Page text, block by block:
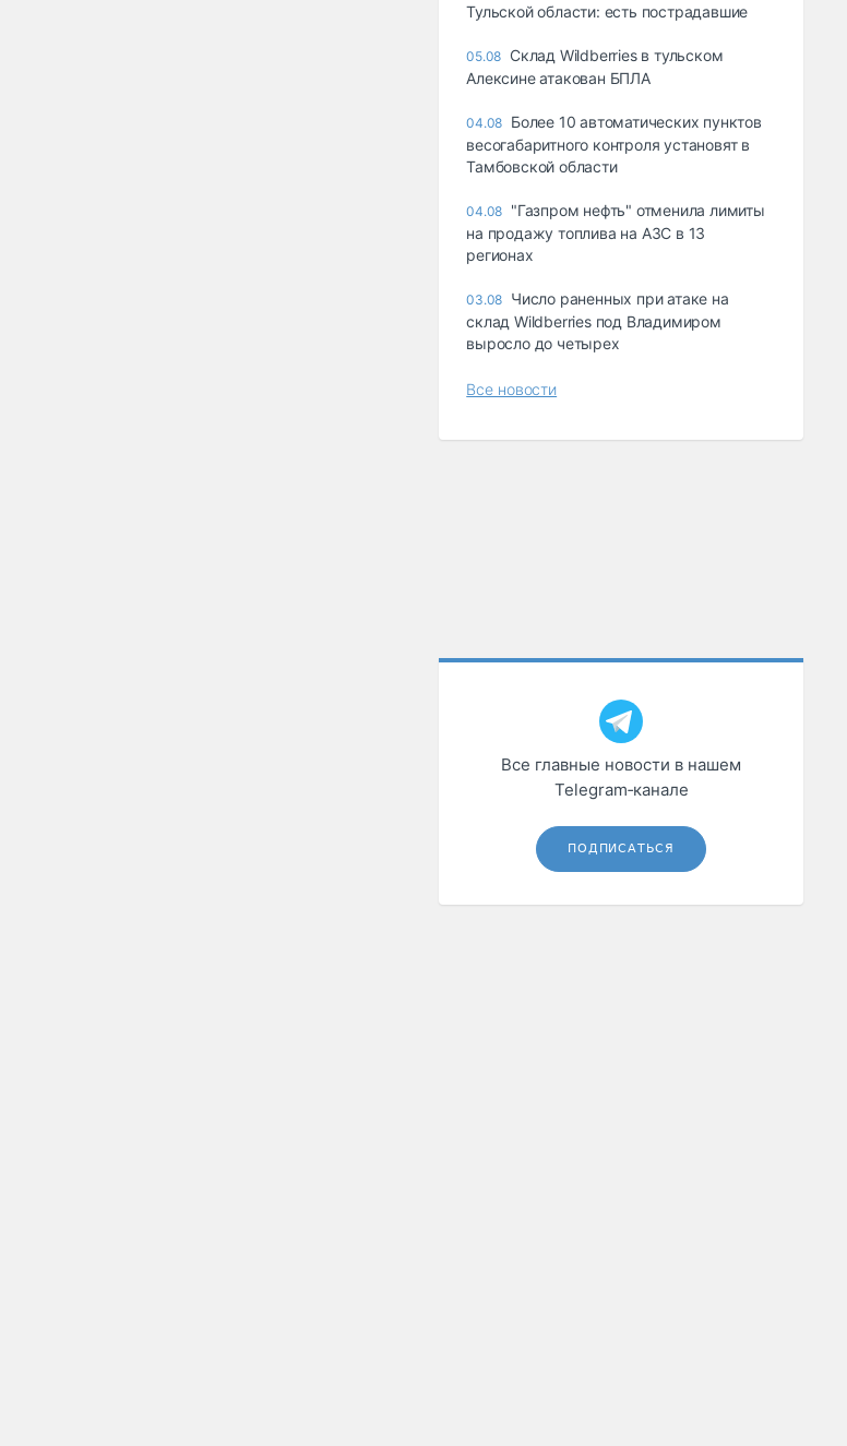
Тульской области: есть пострадавшие
05.08 Склад Wildberries в тульском
Алексине атакован БПЛА
04.08 Более 10 автоматических пунктов
весогабаритного контроля установят в
Тамбовской области
04.08 "Газпром нефть" отменила лимиты
на продажу топлива на АЗС в 13
регионах
03.08 Число раненных при атаке на
склад Wildberries под Владимиром
выросло до четырех
Все новости
Все главные новости в нашем
Telegram‑канале
ПОДПИСАТЬСЯ